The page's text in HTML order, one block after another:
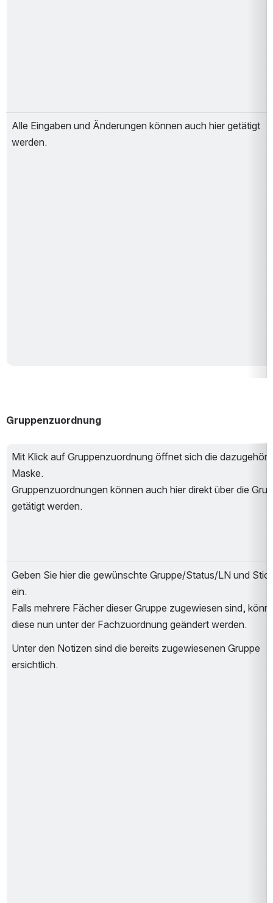
Alle Eingaben und Änderungen können auch hier getätigt
werden.
Gruppenzuordnung
Mit Klick auf Gruppenzuordnung öffnet sich die
Maske.
Gruppenzuordnungen können auch hier direkt über die
getätigt werden.
Geben Sie hier die gewünschte Gruppe/Status/LN und
ein.
Falls mehrere Fächer dieser Gruppe zugewiesen sind,
diese nun unter der Fachzuordnung geändert werden.
Unter den Notizen sind die bereits zugewiesenen Gruppe
ersichtlich.